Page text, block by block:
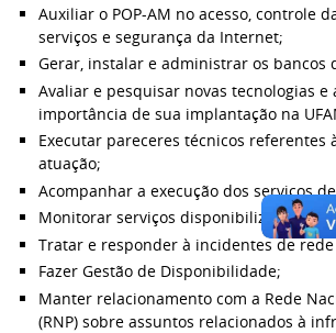
Auxiliar o POP-AM no acesso, controle
serviços e segurança da Internet;
Gerar, instalar e administrar os bancos
Avaliar e pesquisar novas tecnologias e
importância de sua implantação na
Executar pareceres técnicos referentes
atuação;
Acompanhar a execução dos serviços
Monitorar serviços disponibilizados e
Tratar e responder à incidentes de
Fazer Gestão de Disponibilidade;
Manter relacionamento com a Rede
(RNP) sobre assuntos relacionados à